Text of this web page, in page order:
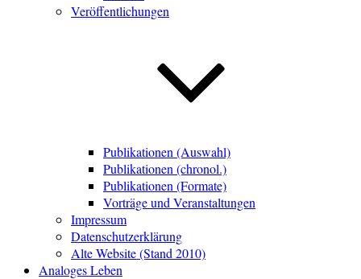
Veröffentlichungen
Publikationen (Auswahl)
Publikationen (chronol.)
Publikationen (Formate)
Vorträge und Veranstaltungen
Impressum
Datenschutzerklärung
Alte Website (Stand 2010)
Analoges Leben